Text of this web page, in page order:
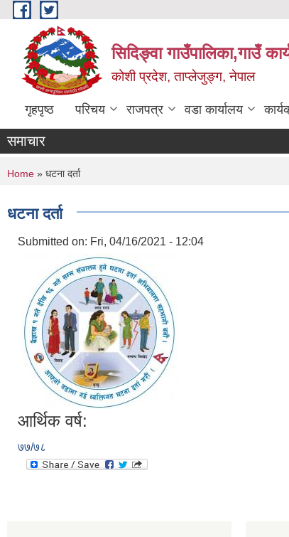
Skip to main content
सिदिङ्वा गाउँपालिका,गाउँ
कोशी प्रदेश, ताप्लेजुङ्ग, नेपाल
गृहपृष्ठ परिचय राजपत्र वडा कार्यालय
समाचार
You are here
Home » धटना दर्ता
धटना दर्ता
Submitted on: Fri, 04/16/2021 - 12:04
आर्थिक वर्ष:
७७/७८